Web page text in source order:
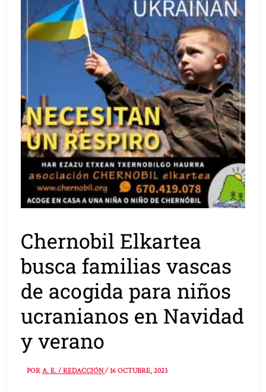
Chernobil Elkartea
busca familias vascas
de acogida para niños
ucranianos en Navidad
y verano
PORA. E. / REDACCIÓN/16 OCTUBRE, 2023